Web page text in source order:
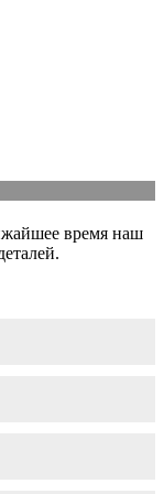
время наш